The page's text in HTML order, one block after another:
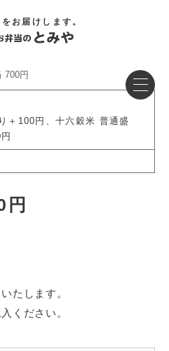
お届けします。
700円
円
たします。
ください。
＋100円、十六穀米 普通盛